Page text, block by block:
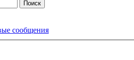
сообщения